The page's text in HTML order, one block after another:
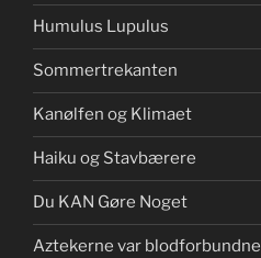
Humulus Lupulus
Sommertrekanten
Kanølfen og Klimaet
Haiku og Stavbærere
Du KAN Gøre Noget
Aztekerne var blodforbundne